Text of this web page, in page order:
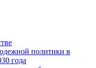
политики в
года